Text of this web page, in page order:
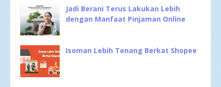
Jadi Berani Terus Lakukan Lebih
dengan Manfaat Pinjaman Online
Isoman Lebih Tenang Berkat Shopee